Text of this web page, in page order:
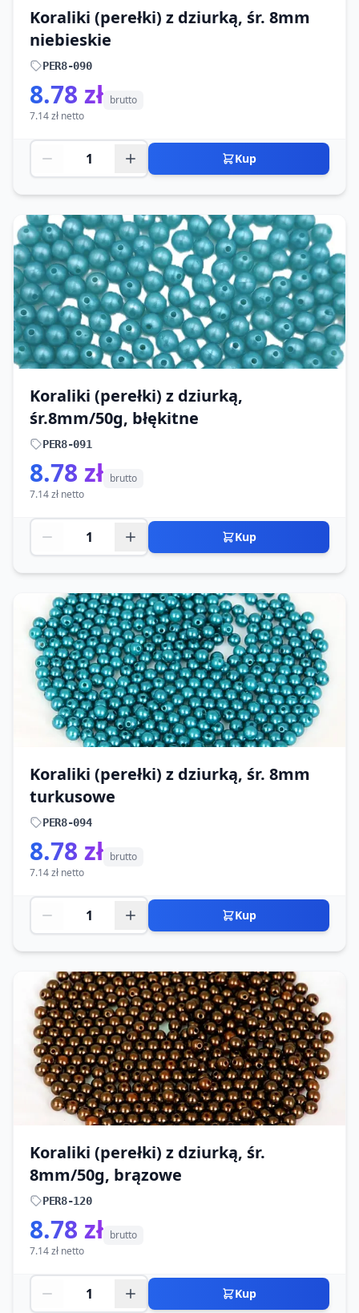
Koraliki (perełki) z dziurką, śr. 8mm
niebieskie
PER8-090
8.78 zł brutto
7.14 zł netto
Kup
Koraliki (perełki) z dziurką,
śr.8mm/50g, błękitne
PER8-091
8.78 zł brutto
7.14 zł netto
Kup
Koraliki (perełki) z dziurką, śr. 8mm
turkusowe
PER8-094
8.78 zł brutto
7.14 zł netto
Kup
Koraliki (perełki) z dziurką, śr.
8mm/50g, brązowe
PER8-120
8.78 zł brutto
7.14 zł netto
Kup